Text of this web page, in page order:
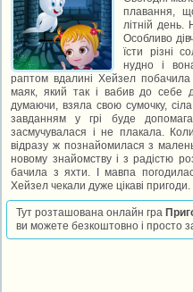
плавання,
літній день.
Особливо
їсти різні
нудно і
раптом вдалині Хейзел
маяк, який так і вабив до себе
думаючи, взяла свою сумочку,
завданням у грі буде
засмучувалася і не плакала.
відразу ж познайомилася з
новому знайомству і з радістю
бачила з яхти. І мавпа
Хейзел чекали дуже цікаві пригоди.
Тут розташована онлайн гра
ви можете безкоштовно і просто